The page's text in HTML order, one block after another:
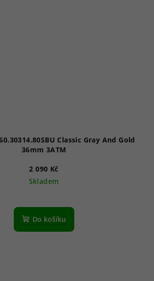
Classic Gray And Gold
36mm 3ATM
2 090 Kč
Skladem
Do košíku